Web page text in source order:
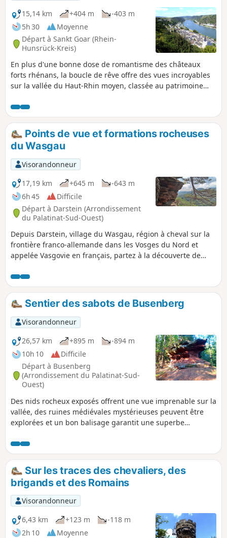
15,14 km
+404 m
-403 m
5h 30
Moyenne
Départ à Sankt Goar (Rhein-
Hunsrück-Kreis)
En plus d'une bonne dose de romantisme des châteaux
forts rhénans, la boucle de rêve offre des vues incroyables
sur la vallée du Haut-Rhin moyen, classée au patrimoine
ville aux tours, le château de Schönburg, le château de
Katz, le château fort de Pfalzgrafenstein, le château de
Rheinfels et le célèbre rocher de la Loreley. Pour finir,
depuis la tour panoramique Spitzer Stein, le regard
embrasse les montagnes du Hunsrück, qui ressemblent à
un plateau, et, au-delà de la vallée du Rhin, s'étend loin
dans le Taunus.
Points de vue et formations rocheuses
du Wasgau
Visorandonneur
17,19 km
+645 m
-643 m
6h 45
Difficile
Départ à Darstein (Arrondissement
du Palatinat-Sud-Ouest)
Depuis Darstein, village du Wasgau, région à cheval sur la
frontière franco-allemande dans les Vosges du Nord et
appelée Vasgovie en français, partez à la découverte de
Hühnerstein, Kühungerfelsen...
Sentier des sabots de Busenberg
Visorandonneur
26,57 km
+895 m
-894 m
10h 10
Difficile
Départ à Busenberg
(Arrondissement du Palatinat-Sud-
Ouest)
Des nids rocheux exposés offrent une vue imprenable sur la
vallée, des ruines médiévales mystérieuses peuvent être
explorées et un bon balisage garantit une superbe
rocheuses bizarres en grès bigarré bordent le chemin, on
passe sous d'imposantes portes rocheuses et on traverse
une vallée idyllique.
Sur les traces des chevaliers, des
brigands et des Romains
Visorandonneur
6,43 km
+123 m
-118 m
2h 10
Moyenne